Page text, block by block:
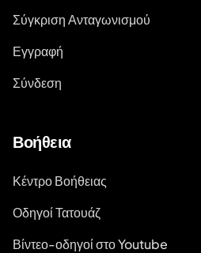
Σύγκριση Ανταγωνισμού
Εγγραφή
Σύνδεση
Βοήθεια
Κέντρο Βοήθειας
Οδηγοί Τατουάζ
Βίντεο-οδηγοί στο Youtube